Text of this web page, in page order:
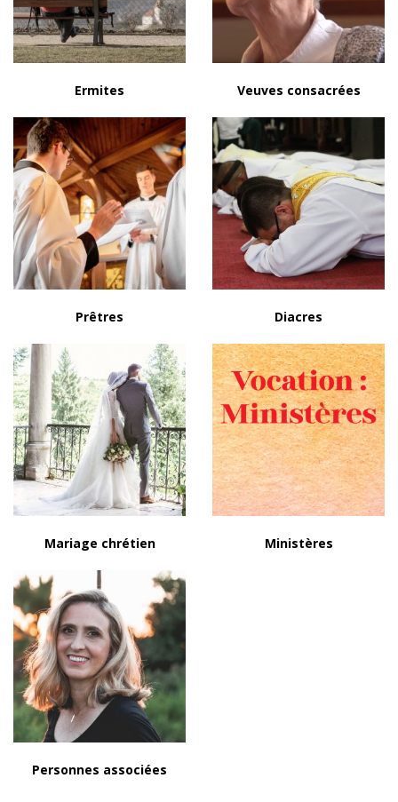
Ermites Veuves consacrées
Prêtres Diacres
Mariage chrétien Ministères
Personnes associées